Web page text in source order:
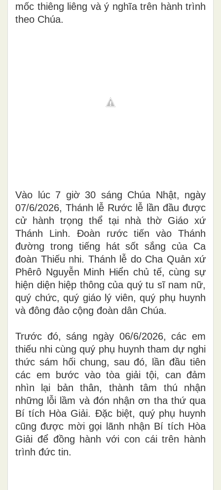
mốc thiêng liêng và ý nghĩa trên hành trình
theo Chúa.
Vào lúc 7 giờ 30 sáng Chúa Nhật, ngày
07/6/2026, Thánh lễ Rước lễ lần đầu được
cử hành trọng thể tại nhà thờ Giáo xứ
Thánh Linh. Đoàn rước tiến vào Thánh
đường trong tiếng hát sốt sắng của Ca
đoàn Thiếu nhi. Thánh lễ do Cha Quản xứ
Phêrô Nguyễn Minh Hiển chủ tế, cùng sự
hiện diện hiệp thông của quý tu sĩ nam nữ,
quý chức, quý giáo lý viên, quý phụ huynh
và đông đảo cộng đoàn dân Chúa.
Trước đó, sáng ngày 06/6/2026, các em
thiếu nhi cùng quý phụ huynh tham dự nghi
thức sám hối chung, sau đó, lần đầu tiên
các em bước vào tòa giải tội, can đảm
nhìn lại bản thân, thành tâm thú nhận
những lỗi lầm và đón nhận ơn tha thứ qua
Bí tích Hòa Giải. Đặc biệt, quý phụ huynh
cũng được mời gọi lãnh nhận Bí tích Hòa
Giải để đồng hành với con cái trên hành
trình đức tin.